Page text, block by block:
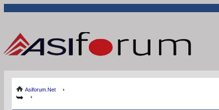
Asiforum.Net